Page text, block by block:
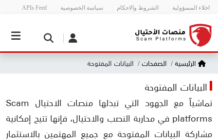
اخلاء المسؤولية الشروط والاحكام سياسة الخصوصية APIs Feed
الرئيسية الصفحات البيانات المفتوحة
البيانات المفتوحة
تماشياً مع الجهود التي تبذلها منصات الاحتيال Scam
platforms في محاربة النصب والاحتيال، فإنها تتيح إمكانية
مشاركة البيانات المفتوحة مع جميع المهتمين بالاستثمار